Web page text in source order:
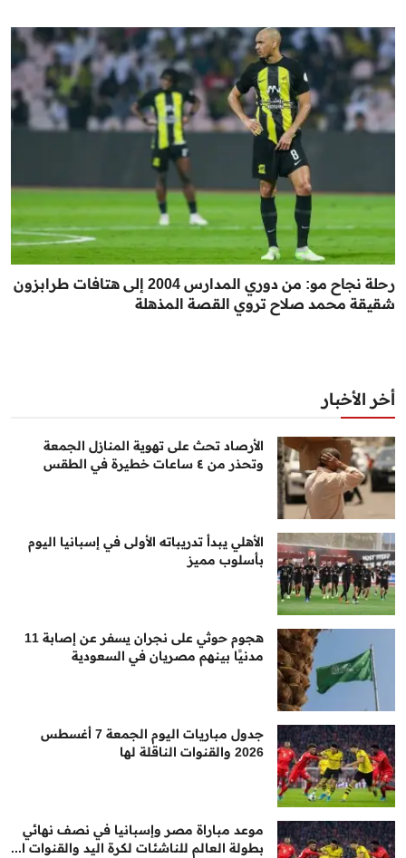
رحلة نجاح مو: من دوري المدارس 2004 إلى هتافات طرابزون
شقيقة محمد صلاح تروي القصة المذهلة
أخر الأخبار
الأرصاد تحث على تهوية المنازل الجمعة
وتحذر من ٤ ساعات خطيرة في الطقس
الأهلي يبدأ تدريباته الأولى في إسبانيا اليوم
بأسلوب مميز
هجوم حوثي على نجران يسفر عن إصابة 11
مدنيًا بينهم مصريان في السعودية
جدول مباريات اليوم الجمعة 7 أغسطس
2026 والقنوات الناقلة لها
موعد مباراة مصر وإسبانيا في نصف نهائي
بطولة العالم للناشئات لكرة اليد والقنوات ا...